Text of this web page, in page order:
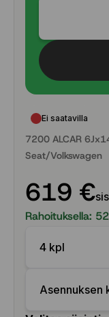
Ei saatavilla
7200 ALCAR
Seat/Volkswagen
619 €
Rahoituksella: 52
4 kpl
Asennuksen